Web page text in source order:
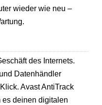
wieder wie neu –
des Internets.
Datenhändler
Avast AntiTrack
es deinen digitalen